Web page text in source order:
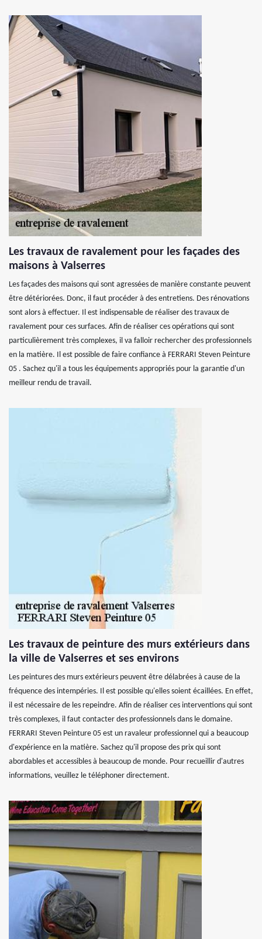
Les travaux de ravalement pour les façades des
maisons à Valserres
Les façades des maisons qui sont agressées de manière constante peuvent
être détériorées. Donc, il faut procéder à des entretiens. Des rénovations
sont alors à effectuer. Il est indispensable de réaliser des travaux de
ravalement pour ces surfaces. Afin de réaliser ces opérations qui sont
particulièrement très complexes, il va falloir rechercher des professionnels
en la matière. Il est possible de faire confiance à FERRARI Steven Peinture
05 . Sachez qu'il a tous les équipements appropriés pour la garantie d'un
meilleur rendu de travail.
Les travaux de peinture des murs extérieurs dans
la ville de Valserres et ses environs
Les peintures des murs extérieurs peuvent être délabrées à cause de la
fréquence des intempéries. Il est possible qu'elles soient écaillées. En effet,
il est nécessaire de les repeindre. Afin de réaliser ces interventions qui sont
très complexes, il faut contacter des professionnels dans le domaine.
FERRARI Steven Peinture 05 est un ravaleur professionnel qui a beaucoup
d'expérience en la matière. Sachez qu'il propose des prix qui sont
abordables et accessibles à beaucoup de monde. Pour recueillir d'autres
informations, veuillez le téléphoner directement.